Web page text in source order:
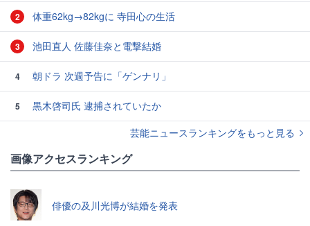
2 体重62kg→82kgに 寺田心の生活
3 池田直人 佐藤佳奈と電撃結婚
4 朝ドラ 次週予告に「ゲンナリ」
5
黒木啓司氏 逮捕されていたか
芸能ニュースランキングをもっと見る
画像アクセスランキング
俳優の及川光博が結婚を発表